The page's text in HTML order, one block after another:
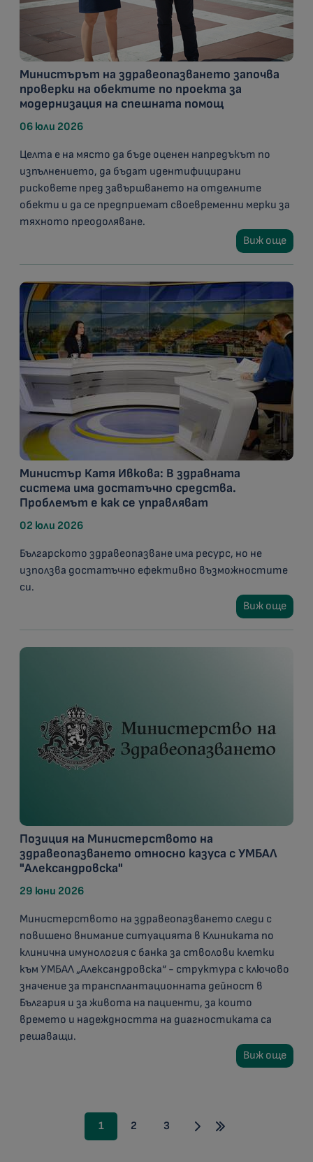
Министърът на здравеопазването започва
проверки на обектите по проекта за
модернизация на спешната помощ
06 юли 2026
Целта е на място да бъде оценен напредъкът по
изпълнението, да бъдат идентифицирани
рисковете пред завършването на отделните
обекти и да се предприемат своевременни мерки за
тяхното преодоляване.
Виж още
Министър Катя Ивкова: В здравната
система има достатъчно средства.
Проблемът е как се управляват
02 юли 2026
Българското здравеопазване има ресурс, но не
използва достатъчно ефективно възможностите
си.
Виж още
Позиция на Министерството на
здравеопазването относно казуса с УМБАЛ
"Александровска"
29 юни 2026
Министерството на здравеопазването следи с
повишено внимание ситуацията в Клиниката по
клинична имунология с банка за стволови клетки
към УМБАЛ „Александровска“ - структура с ключово
значение за трансплантационната дейност в
България и за живота на пациенти, за които
времето и надеждността на диагностиката са
решаващи.
Виж още
1 2 3